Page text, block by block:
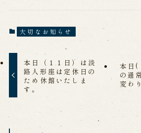
WEB予約
メールフォーム
お電話で予約
求人情報
※株式会社うずのくに南あわじの求人情報
大切なお知らせ
本日（１１日）は淡
路人形座は定休日の
ため休館いたしま
す。
本日(
の通
変わ